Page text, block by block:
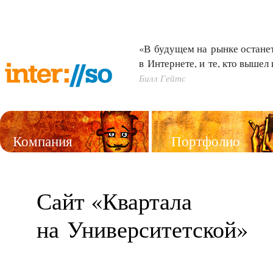
«В будущем на рынке
в Интернете, и те, кто вышел
Билл Гейтс
Компания Портфолио
Сайт «Квартала
на Университетской»